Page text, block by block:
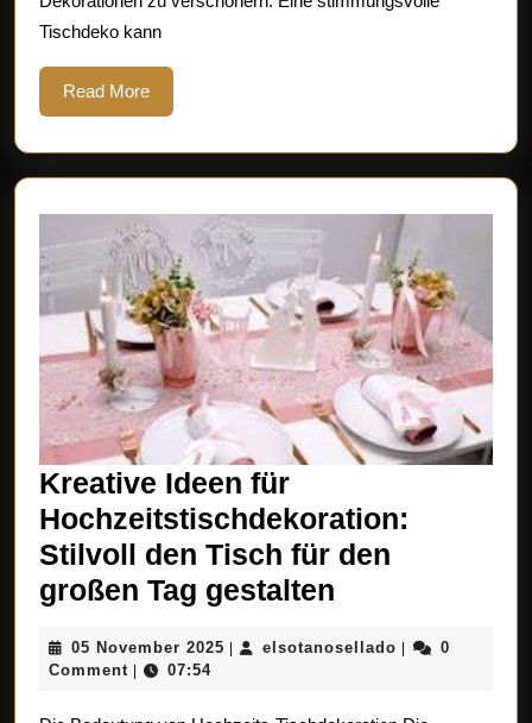
für
Tischdeko kann
Read MoreRead
More
Kreative Ideen für
Hochzeitstischdekoration:
Stilvoll den Tisch für den
großen Tag gestalten
für
05 November 2025 05
elsotanosellado elsotanosellado
0
Comment
07:54